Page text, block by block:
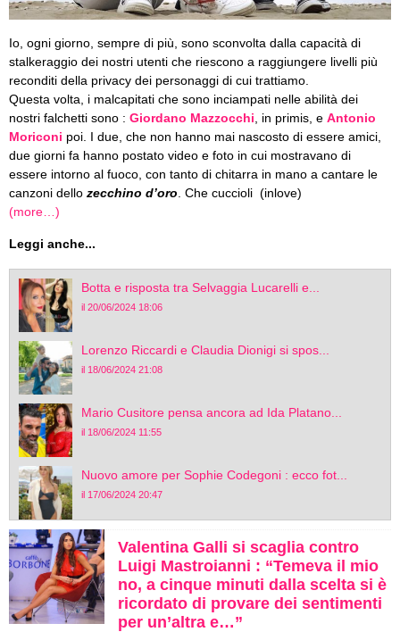
Io, ogni giorno, sempre di più, sono sconvolta dalla capacità di
stalkeraggio dei nostri utenti che riescono a raggiungere livelli più
reconditi della privacy dei personaggi di cui trattiamo.
Questa volta, i malcapitati che sono inciampati nelle abilità dei
nostri falchetti sono : Giordano Mazzocchi , in primis, e Antonio
Moriconi poi. I due, che non hanno mai nascosto di essere amici,
due giorni fa hanno postato video e foto in cui mostravano di
essere intorno al fuoco, con tanto di chitarra in mano a cantare le
canzoni dello zecchino d’oro . Che cuccioli (inlove)
(more…)
Leggi anche...
Botta e risposta tra Selvaggia Lucarelli e...
il 20/06/2024 18:06
Lorenzo Riccardi e Claudia Dionigi si spos...
il 18/06/2024 21:08
Mario Cusitore pensa ancora ad Ida Platano...
il 18/06/2024 11:55
Nuovo amore per Sophie Codegoni : ecco fot...
il 17/06/2024 20:47
Valentina Galli si scaglia contro
Luigi Mastroianni : “Temeva il mio
no, a cinque minuti dalla scelta si è
ricordato di provare dei sentimenti
per un’altra e…”